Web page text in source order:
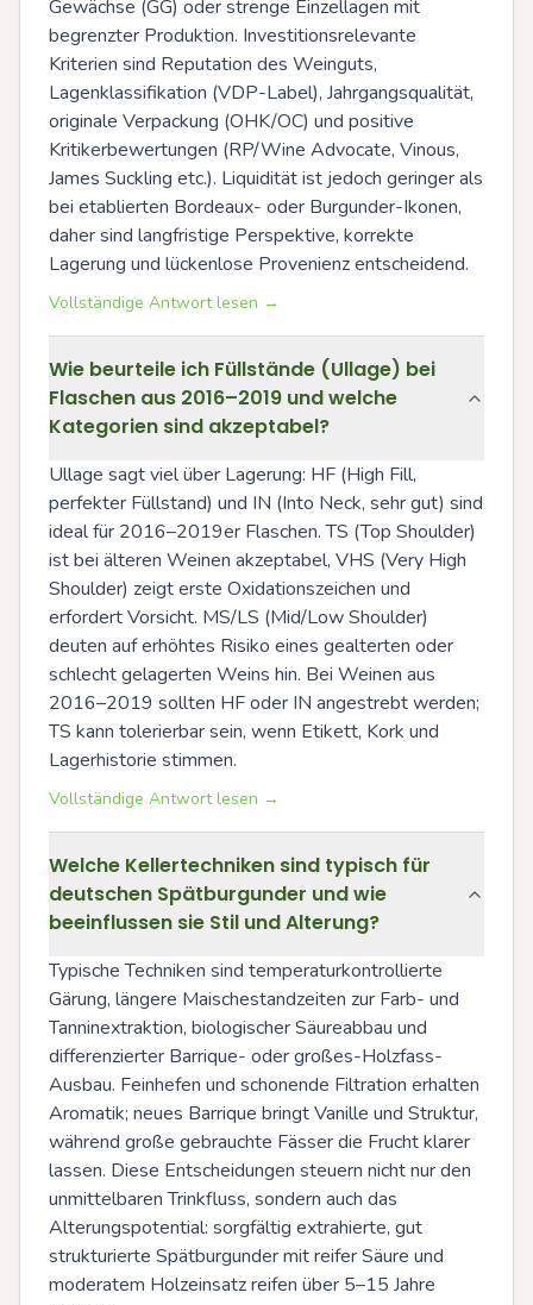
Gewächse (GG) oder strenge Einzellagen mit
begrenzter Produktion. Investitionsrelevante
Kriterien sind Reputation des Weinguts,
Lagenklassifikation (VDP-Label), Jahrgangsqualität,
originale Verpackung (OHK/OC) und positive
Kritikerbewertungen (RP/Wine Advocate, Vinous,
James Suckling etc.). Liquidität ist jedoch geringer als
bei etablierten Bordeaux- oder Burgunder-Ikonen,
daher sind langfristige Perspektive, korrekte
Lagerung und lückenlose Provenienz entscheidend.
Vollständige Antwort lesen →
Wie beurteile ich Füllstände (Ullage) bei
Flaschen aus 2016–2019 und welche
Kategorien sind akzeptabel?
Ullage sagt viel über Lagerung: HF (High Fill,
perfekter Füllstand) und IN (Into Neck, sehr gut) sind
ideal für 2016–2019er Flaschen. TS (Top Shoulder)
ist bei älteren Weinen akzeptabel, VHS (Very High
Shoulder) zeigt erste Oxidationszeichen und
erfordert Vorsicht. MS/LS (Mid/Low Shoulder)
deuten auf erhöhtes Risiko eines gealterten oder
schlecht gelagerten Weins hin. Bei Weinen aus
2016–2019 sollten HF oder IN angestrebt werden;
TS kann tolerierbar sein, wenn Etikett, Kork und
Lagerhistorie stimmen.
Vollständige Antwort lesen →
Welche Kellertechniken sind typisch für
deutschen Spätburgunder und wie
beeinflussen sie Stil und Alterung?
Typische Techniken sind temperaturkontrollierte
Gärung, längere Maischestandzeiten zur Farb- und
Tanninextraktion, biologischer Säureabbau und
differenzierter Barrique- oder großes-Holzfass-
Ausbau. Feinhefen und schonende Filtration erhalten
Aromatik; neues Barrique bringt Vanille und Struktur,
während große gebrauchte Fässer die Frucht klarer
lassen. Diese Entscheidungen steuern nicht nur den
unmittelbaren Trinkfluss, sondern auch das
Alterungspotential: sorgfältig extrahierte, gut
strukturierte Spätburgunder mit reifer Säure und
moderatem Holzeinsatz reifen über 5–15 Jahre